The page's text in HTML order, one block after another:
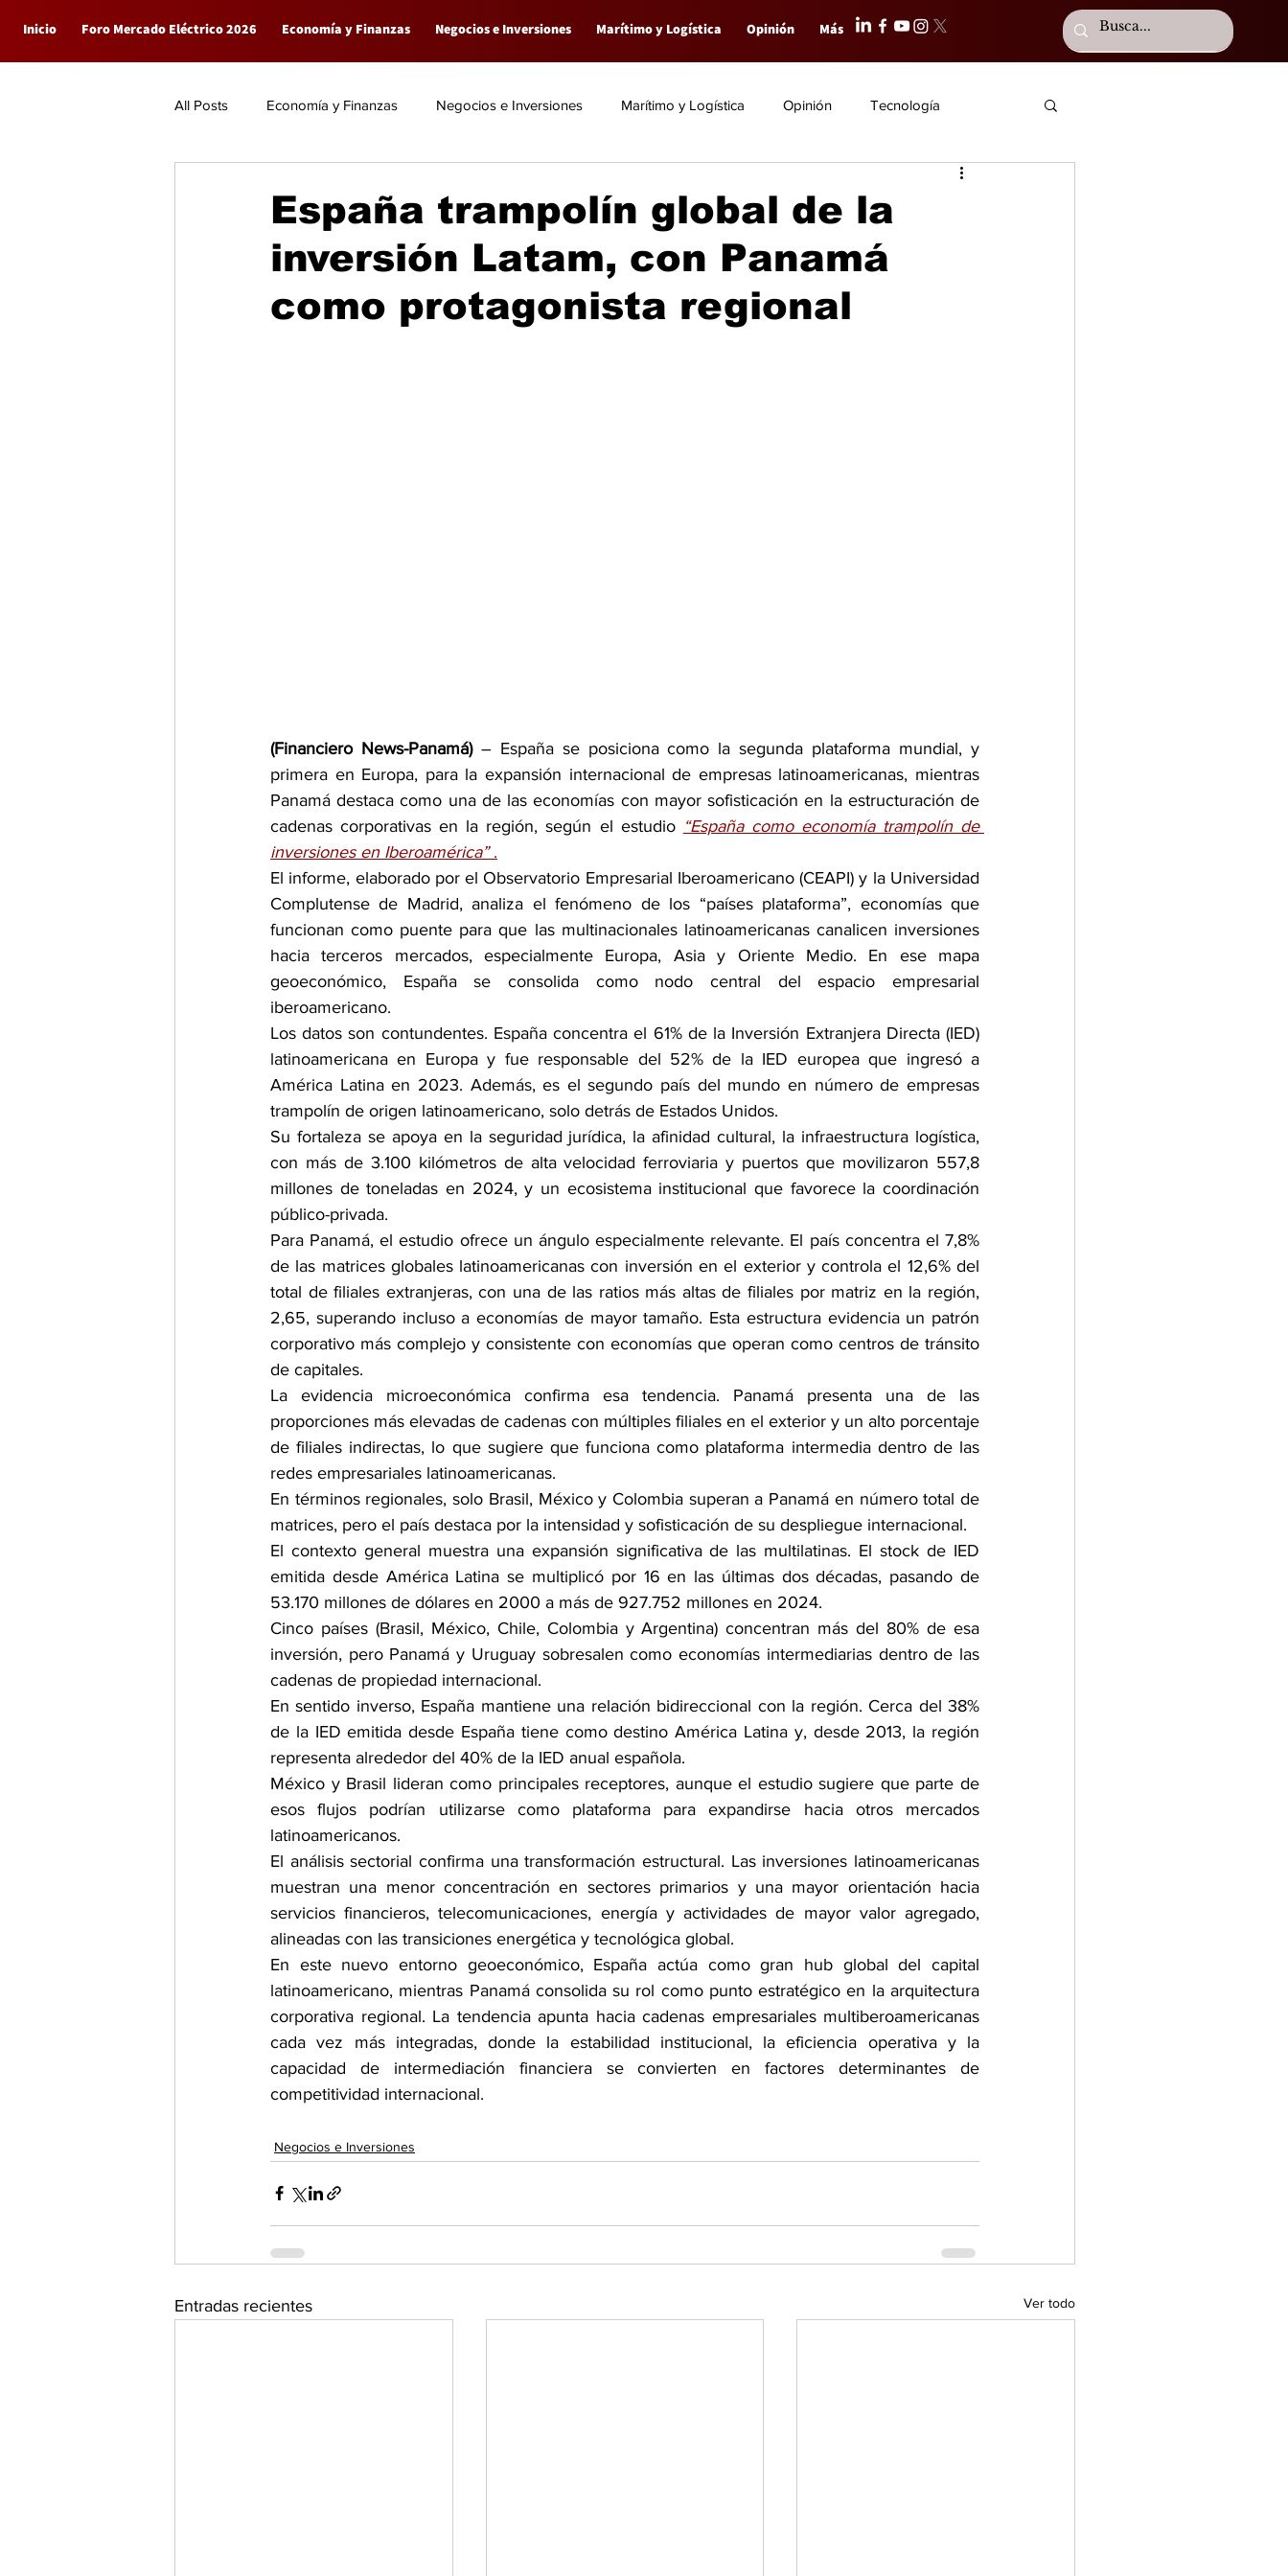
Inicio Foro Mercado Eléctrico 2026 Economía y Finanzas Negocios e Inversiones Marítimo y Logística Opinión Más
All Posts Economía y Finanzas Negocios e Inversiones Marítimo y Logística Opinión Tecnología
España trampolín global de la
inversión Latam, con Panamá
como protagonista regional
(Financiero News-Panamá) – España se posiciona como la segunda plataforma mundial, y
primera en Europa, para la expansión internacional de empresas latinoamericanas, mientras
Panamá destaca como una de las economías con mayor sofisticación en la estructuración de
cadenas corporativas en la región, según el estudio “España como economía trampolín de
inversiones en Iberoamérica” .
El informe, elaborado por el Observatorio Empresarial Iberoamericano (CEAPI) y la Universidad
Complutense de Madrid, analiza el fenómeno de los “países plataforma”, economías que
funcionan como puente para que las multinacionales latinoamericanas canalicen inversiones
hacia terceros mercados, especialmente Europa, Asia y Oriente Medio. En ese mapa
geoeconómico, España se consolida como nodo central del espacio empresarial
iberoamericano.
Los datos son contundentes. España concentra el 61% de la Inversión Extranjera Directa (IED)
latinoamericana en Europa y fue responsable del 52% de la IED europea que ingresó a
América Latina en 2023. Además, es el segundo país del mundo en número de empresas
trampolín de origen latinoamericano, solo detrás de Estados Unidos.
Su fortaleza se apoya en la seguridad jurídica, la afinidad cultural, la infraestructura logística,
con más de 3.100 kilómetros de alta velocidad ferroviaria y puertos que movilizaron 557,8
millones de toneladas en 2024, y un ecosistema institucional que favorece la coordinación
público-privada.
Para Panamá, el estudio ofrece un ángulo especialmente relevante. El país concentra el 7,8%
de las matrices globales latinoamericanas con inversión en el exterior y controla el 12,6% del
total de filiales extranjeras, con una de las ratios más altas de filiales por matriz en la región,
2,65, superando incluso a economías de mayor tamaño. Esta estructura evidencia un patrón
corporativo más complejo y consistente con economías que operan como centros de tránsito
de capitales.
La evidencia microeconómica confirma esa tendencia. Panamá presenta una de las
proporciones más elevadas de cadenas con múltiples filiales en el exterior y un alto porcentaje
de filiales indirectas, lo que sugiere que funciona como plataforma intermedia dentro de las
redes empresariales latinoamericanas.
En términos regionales, solo Brasil, México y Colombia superan a Panamá en número total de
matrices, pero el país destaca por la intensidad y sofisticación de su despliegue internacional.
El contexto general muestra una expansión significativa de las multilatinas. El stock de IED
emitida desde América Latina se multiplicó por 16 en las últimas dos décadas, pasando de
53.170 millones de dólares en 2000 a más de 927.752 millones en 2024.
Cinco países (Brasil, México, Chile, Colombia y Argentina) concentran más del 80% de esa
inversión, pero Panamá y Uruguay sobresalen como economías intermediarias dentro de las
cadenas de propiedad internacional.
En sentido inverso, España mantiene una relación bidireccional con la región. Cerca del 38%
de la IED emitida desde España tiene como destino América Latina y, desde 2013, la región
representa alrededor del 40% de la IED anual española.
México y Brasil lideran como principales receptores, aunque el estudio sugiere que parte de
esos flujos podrían utilizarse como plataforma para expandirse hacia otros mercados
latinoamericanos.
El análisis sectorial confirma una transformación estructural. Las inversiones latinoamericanas
muestran una menor concentración en sectores primarios y una mayor orientación hacia
servicios financieros, telecomunicaciones, energía y actividades de mayor valor agregado,
alineadas con las transiciones energética y tecnológica global.
En este nuevo entorno geoeconómico, España actúa como gran hub global del capital
latinoamericano, mientras Panamá consolida su rol como punto estratégico en la arquitectura
corporativa regional. La tendencia apunta hacia cadenas empresariales multiberoamericanas
cada vez más integradas, donde la estabilidad institucional, la eficiencia operativa y la
capacidad de intermediación financiera se convierten en factores determinantes de
competitividad internacional.
Negocios e Inversiones
Entradas recientes Ver todo